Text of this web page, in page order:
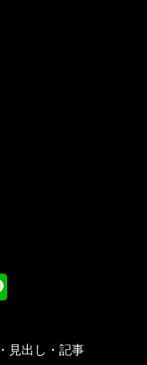
見出し・記事